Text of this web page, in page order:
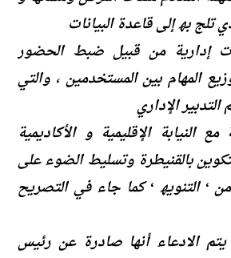
تلج بھ إلى قاعدة البیانات
إداریة من قبیل ضبط الحضور
المھام بین المستخدمین ، والتي
الإداري
مع النیابة الإقلیمیة و الأكادیمیة
بالقنیطرة وتسلیط الضوء على
‘ التنویھ ‘ كما جاء في التصریح
الادعاء أنھا صادرة عن رئیس